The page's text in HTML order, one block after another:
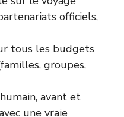
officiels,
tous les budgets
groupes,
avant et
une vraie